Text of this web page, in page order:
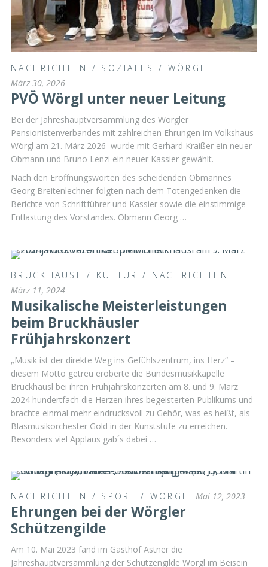
NACHRICHTEN / SOZIALES / WÖRGL
März 30, 2026
PVÖ Wörgl unter neuer Leitung
Bei der Jahreshauptversammlung des Wörgler
Pensionistenverbandes mit zahlreichen Ehrungen im Volkshaus
Wörgl am 21. März 2026 wurde mit Gerhard Kraißer ein neuer
Obmann und Bruno Lenzi ein neuer Kassier gewählt.
Nach den Eröffnungsworten des scheidenden Obmannes
Georg Breitenlechner folgten nach dem Totengedenken die
Berichte von Schriftführer und Kassier sowie die einstimmige
Entlastung des Vorstandes. Obmann Georg …
BRUCKHÄUSL / KULTUR / NACHRICHTEN
März 11, 2024
Musikalische Meisterleistungen
beim Bruckhäusler
Frühjahrskonzert
„Musik ist der direkte Weg ins Gefühlszentrum, ins Herz“ –
diesem Motto getreu eroberte die Bundesmusikkapelle
Bruckhäusl bei ihren Frühjahrskonzerten am 8. und 9. März
2024 hundertfach die Herzen ihres begeisterten Publikums und
brachte einmal mehr eindrucksvoll zu Gehör, was es heißt, als
Blasmusikorchester Gold in der Kunststufe zu erreichen.
Besonders viel Applaus gab´s dabei …
NACHRICHTEN / SPORT / WÖRGL Mai 12, 2023
Ehrungen bei der Wörgler
Schützengilde
Am 10. Mai 2023 fand im Gasthof Astner die
Jahreshauptversammlung der Schützengilde Wörgl im Beisein